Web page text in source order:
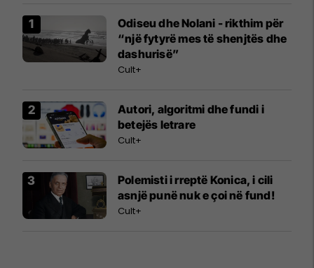
Odiseu dhe Nolani - rikthim për
“një fytyrë mes të shenjtës dhe
dashurisë”
Cult+
Autori, algoritmi dhe fundi i
betejës letrare
Cult+
Polemisti i rreptë Konica, i cili
asnjë punë nuk e çoi në fund!
Cult+